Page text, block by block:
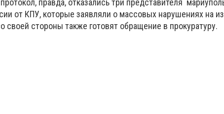
правда, отказались три представителя
от КПУ, которые заявляли о массовых нарушениях на
своей стороны также готовят обращение в прокуратуру.